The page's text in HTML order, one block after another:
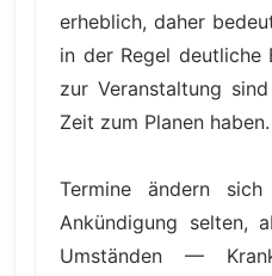
erheblich, daher
in der Regel
zur Veranstaltung
Zeit zum Planen haben.
Termine ändern
Ankündigung selten,
Umständen —